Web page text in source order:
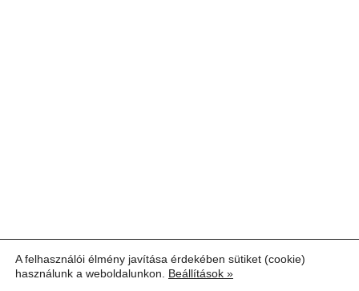
A felhasználói élmény javítása érdekében sütiket (cookie)
használunk a weboldalunkon. Beállítások »